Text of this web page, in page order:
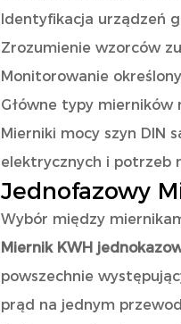
Identyfikacja urządzeń
Zrozumienie wzorców
Monitorowanie
Główne typy mierników
Mierniki mocy szyn DIN
elektrycznych i potrzeb
Jednofazowy
Wybór między
Miernik KWH
powszechnie
prąd na jednym